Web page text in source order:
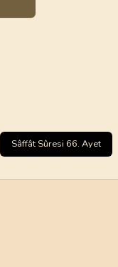
Sâffât Sûresi 66. Ayet